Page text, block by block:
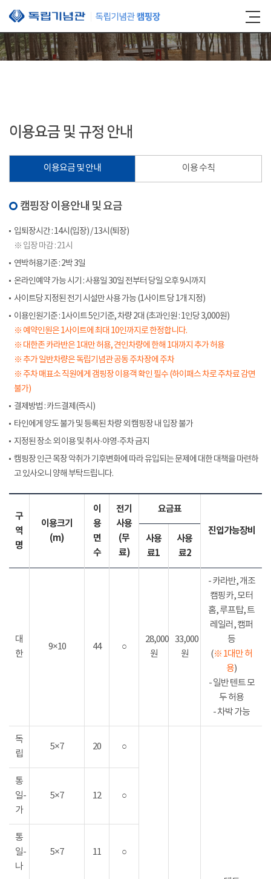
본문 바로가기
이용요금 및 규정 안내
이용요금 및 안내 이용 수칙
캠핑장 이용안내 및 요금
입퇴장시간 : 14시(입장) / 13시(퇴장)
※ 입장 마감 : 21시
연박허용기준 : 2박 3일
온라인예약 가능 시기 : 사용일 30일 전부터 당일 오후 9시까지
사이트당 지정된 전기 시설만 사용 가능 (1사이트 당 1개 지정)
이용인원기준 : 1사이트 5인기준, 차량 2대 (초과인원 : 1인당 3,000원)
※ 예약인원은 1사이트에 최대 10인까지로 한정합니다.
※ 대한존 카라반은 1대만 허용, 견인차량에 한해 1대까지 추가 허용
※ 추가 일반차량은 독립기념관 공동 주차장에 주차
※ 주차 매표소 직원에게 갬핑장 이용객 확인 필수 (하이패스 차로 주차료 감면
불가)
결제방법 : 카드결제(즉시)
타인에게 양도 불가 및 등록된 차량 외 캠핑장 내 입장 불가
지정된 장소 외 이용 및 취사·야영·주차 금지
캠핑장 인근 목장 악취가 기후변화에 따라 유입되는 문제에 대한 대책을 마련하
고 있사오니 양해 부탁드립니다.
구
역
명
이용크기
(m)
이
용
면
수
전기
사용
(무
료)
요금표
진입가능장비
사용
료1
사용
료2
대
한
9×10 44 ○
28,000
원
33,000
원
- 카라반, 개조
캠핑카, 모터
홈, 루프탑, 트
레일러, 캠퍼
등
(※ 1대만 허
용)
- 일반 텐트 모
두 허용
- 차박 가능
독
립
5×7 20 ○
통
일-
가
5×7 12 ○
통
일-
나
5×7 11 ○